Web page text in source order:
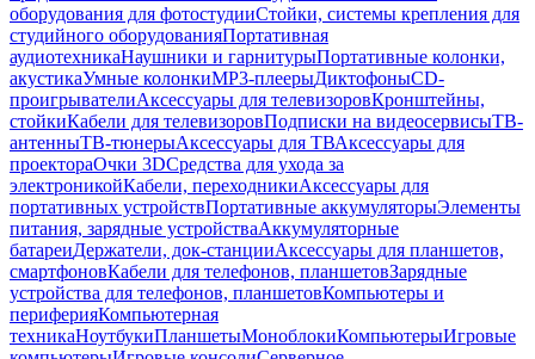
оборудования для фотостудииСтойки, системы крепления для
студийного оборудованияПортативная
аудиотехникаНаушники и гарнитурыПортативные колонки,
акустикаУмные колонкиMP3-плеерыДиктофоныCD-
проигрывателиАксессуары для телевизоровКронштейны,
стойкиКабели для телевизоровПодписки на видеосервисыТВ-
антенныТВ-тюнерыАксессуары для ТВАксессуары для
проектораОчки 3DСредства для ухода за
электроникойКабели, переходникиАксессуары для
портативных устройствПортативные аккумуляторыЭлементы
питания, зарядные устройстваАккумуляторные
батареиДержатели, док-станцииАксессуары для планшетов,
смартфоновКабели для телефонов, планшетовЗарядные
устройства для телефонов, планшетовКомпьютеры и
периферияКомпьютерная
техникаНоутбукиПланшетыМоноблокиКомпьютерыИгровые